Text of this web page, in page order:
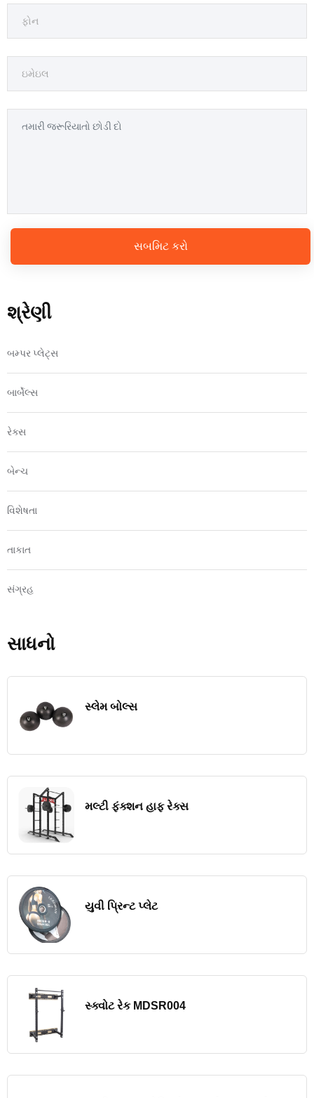
સબમિટ કરો
શ્રેણી
બમ્પર પ્લેટ્સ
બાર્બેલ્સ
રેક્સ
બેન્ચ
વિશેષતા
તાકાત
સંગ્રહ
સાધનો
સ્લેમ બોલ્સ
મલ્ટી ફંક્શન હાફ રેક્સ
યુવી પ્રિન્ટ પ્લેટ
સ્ક્વોટ રેક MDSR004